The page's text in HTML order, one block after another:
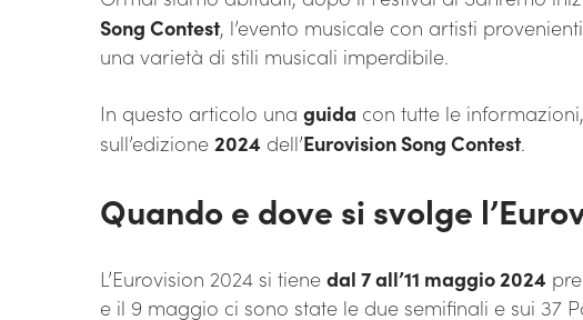
Song Contest, l’evento musicale con artisti
una varietà di stili musicali imperdibile.
In questo articolo una guida con tutte le informazioni,
sull’edizione 2024 dell’Eurovision Song Contest.
Quando e dove si svolge
L’Eurovision 2024 si tiene dal 7 all’11 maggio 2024
e il 9 maggio ci sono state le due semifinali e sui 37